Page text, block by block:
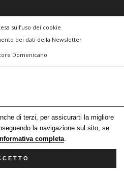
di terzi, per assicurarti la migliore
la navigazione sul sito, se
completa.
sull’uso dei cookie
dei dati della Newsletter
Domenicano